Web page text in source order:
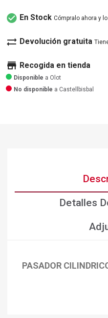
check_circle En Stock Cómpralo ahora y
sync_alt Devolución gratuita
store Recogida en tienda
Disponible a Olot
No disponible a Castellbisbal
Detalles
PASADOR